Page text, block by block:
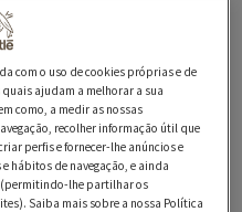
com o uso de cookies próprias e de
ajudam a melhorar a sua
como, a medir as nossas
recolher informação útil que
perfis e fornecer-lhe anúncios e
hábitos de navegação, e ainda
(permitindo-lhe partilhar os
Saiba mais sobre a nossa Política